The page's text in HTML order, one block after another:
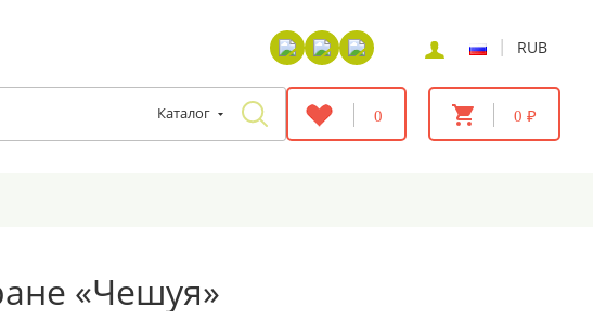
| RUB
Каталог 0 0 ₽
«Чешуя»